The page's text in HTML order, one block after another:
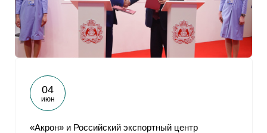
04
июн
«Акрон» и Российский экспортный центр